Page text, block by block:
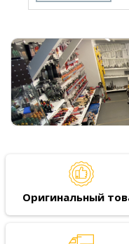
Оригинальный